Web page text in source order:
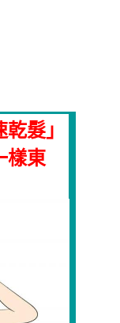
髮」
樣東